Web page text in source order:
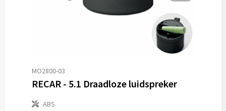
MO2800-03
RECAR - 5.1 Draadloze luidspreker
ABS